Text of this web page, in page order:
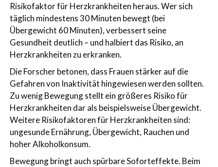
Risikofaktor für Herzkrankheiten heraus. Wer sich
täglich mindestens 30 Minuten bewegt (bei
Übergewicht 60 Minuten), verbessert seine
Gesundheit deutlich – und halbiert das Risiko, an
Herzkrankheiten zu erkranken.
Die Forscher betonen, dass Frauen stärker auf die
Gefahren von Inaktivität hingewiesen werden sollten.
Zu wenig Bewegung stellt ein größeres Risiko für
Herzkrankheiten dar als beispielsweise Übergewicht.
Weitere Risikofaktoren für Herzkrankheiten sind:
ungesunde Ernährung, Übergewicht, Rauchen und
hoher Alkoholkonsum.
Bewegung bringt auch spürbare Soforteffekte. Beim